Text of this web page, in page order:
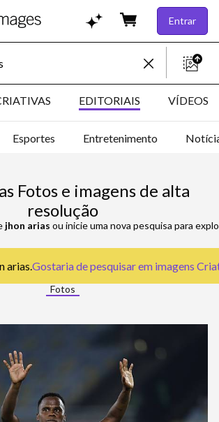
Entrar
EDITORIAIS VÍDEOS
Esportes Entretenimento
Fotos e imagens de alta
resolução
jhon arias ou inicie uma nova pesquisa para
arias. Gostaria de pesquisar em imagens
Fotos